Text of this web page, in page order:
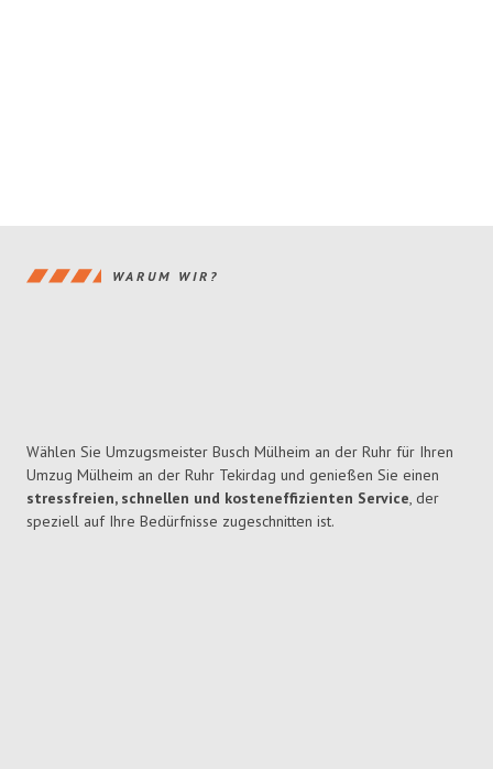
WARUM WIR?
Wählen Sie Umzugsmeister Busch Mülheim an der Ruhr für Ihren
Umzug Mülheim an der Ruhr Tekirdag und genießen Sie einen
stressfreien, schnellen und kosteneffizienten Service, der
speziell auf Ihre Bedürfnisse zugeschnitten ist.